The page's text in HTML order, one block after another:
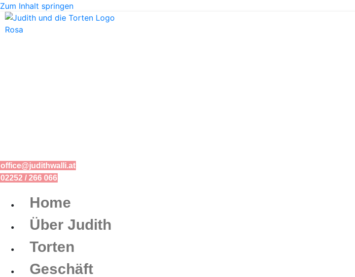
Zum Inhalt springen
office@judithwalli.at
02252 / 266 066
Home
Über Judith
Torten
Geschäft